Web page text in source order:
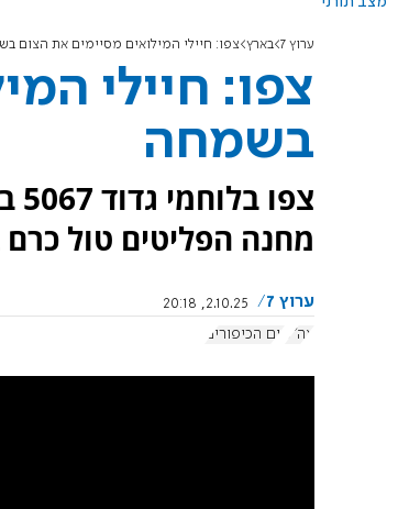
ערוץ 7 בארץ צפו: חיילי המילואים מסיימים את הצום
צפו: חיילי
בשמחה
מחנה הפליטים טול
ערוץ 7
2.10.25, 20:18
צה"ל
יום הכיפורים